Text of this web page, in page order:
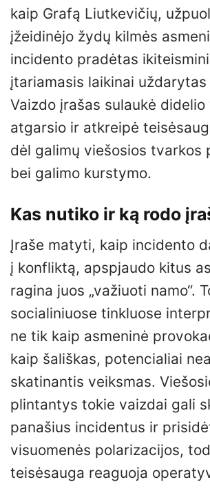
kaip Grafą Liutkevičių,
įžeidinėjo žydų kilmės
incidento pradėtas
įtariamasis laikinai
Vaizdo įrašas sulaukė didelio
atgarsio ir atkreipė
dėl galimų viešosios tvarkos
bei galimo kurstymo.
Kas nutiko ir ką rodo
Įraše matyti, kaip incidento
į konfliktą, apspjaudo kitus
ragina juos „važiuoti namo“.
socialiniuose tinkluose
ne tik kaip asmeninė
kaip šališkas, potencialiai
skatinantis veiksmas.
plintantys tokie vaizdai gali
panašius incidentus ir
visuomenės polarizacijos,
teisėsauga reaguoja